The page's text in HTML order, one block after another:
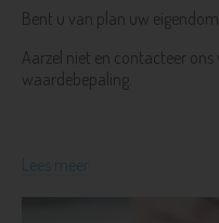
Bent u van plan uw
Aarzel niet en contacteer
waardebepaling.
Lees meer